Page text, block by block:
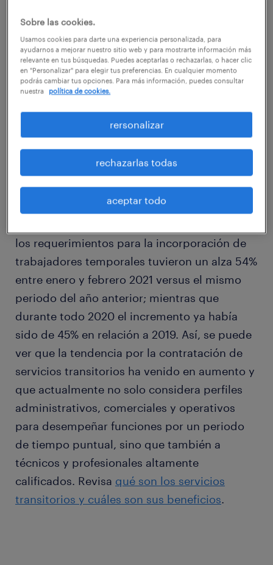
de la emergencia sanitaria, las compañías
comprobaron que esta modalidad aporta
agilidad, eficiencia y productividad a su
organización, y los trabajadores se dieron
cuenta de los beneficios que les reporta en
cuanto a conciliación de vida laboral-
personal y en calidad de vida.
Solicita una cotización de servicios
transitorios u otras soluciones de rr.hh.
los requerimientos para la incorporación de
trabajadores temporales tuvieron un alza 54%
entre enero y febrero 2021 versus el mismo
periodo del año anterior; mientras que
durante todo 2020 el incremento ya había
sido de 45% en relación a 2019. Así, se puede
ver que la tendencia por la contratación de
servicios transitorios ha venido en aumento y
que actualmente no solo considera perfiles
administrativos, comerciales y operativos
para desempeñar funciones por un periodo
de tiempo puntual, sino que también a
técnicos y profesionales altamente
calificados. Revisa qué son los servicios
transitorios y cuáles son sus beneficios.
Sobre las cookies.
Usamos cookies para darte una experiencia personalizada, para
ayudarnos a mejorar nuestro sitio web y para mostrarte información más
relevante en tus búsquedas. Puedes aceptarlas o rechazarlas, o hacer clic
en "Personalizar" para elegir tus preferencias. En cualquier momento
podrás cambiar tus opciones. Para más información, puedes consultar
nuestra
política de cookies.
rersonalizar
rechazarlas todas
aceptar todo